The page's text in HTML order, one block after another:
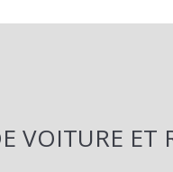
VOITURE